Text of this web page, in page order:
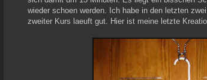
wieder schoen werden. Ich habe in den letzten
zweiter Kurs laeuft gut. Hier ist meine letzte